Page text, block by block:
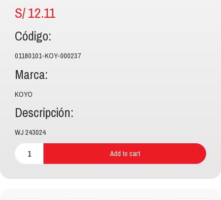
S/12.11
Código:
01180101-KOY-000237
Marca:
KOYO
Descripción:
WJ 243024
Add to cart